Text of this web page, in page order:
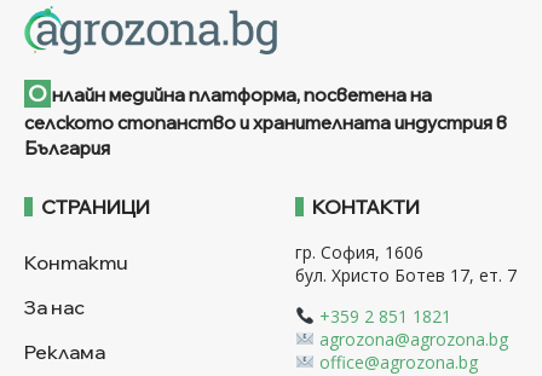
О нлайн медийна платформа, посветена на
селското стопанство и хранителната индустрия в
България
СТРАНИЦИ
Контакти
За нас
Реклама
КОНТАКТИ
гр. София, 1606
бул. Христо Ботев 17, ет. 7
+359 2 851 1821
agrozona@agrozona.bg
office@agrozona.bg